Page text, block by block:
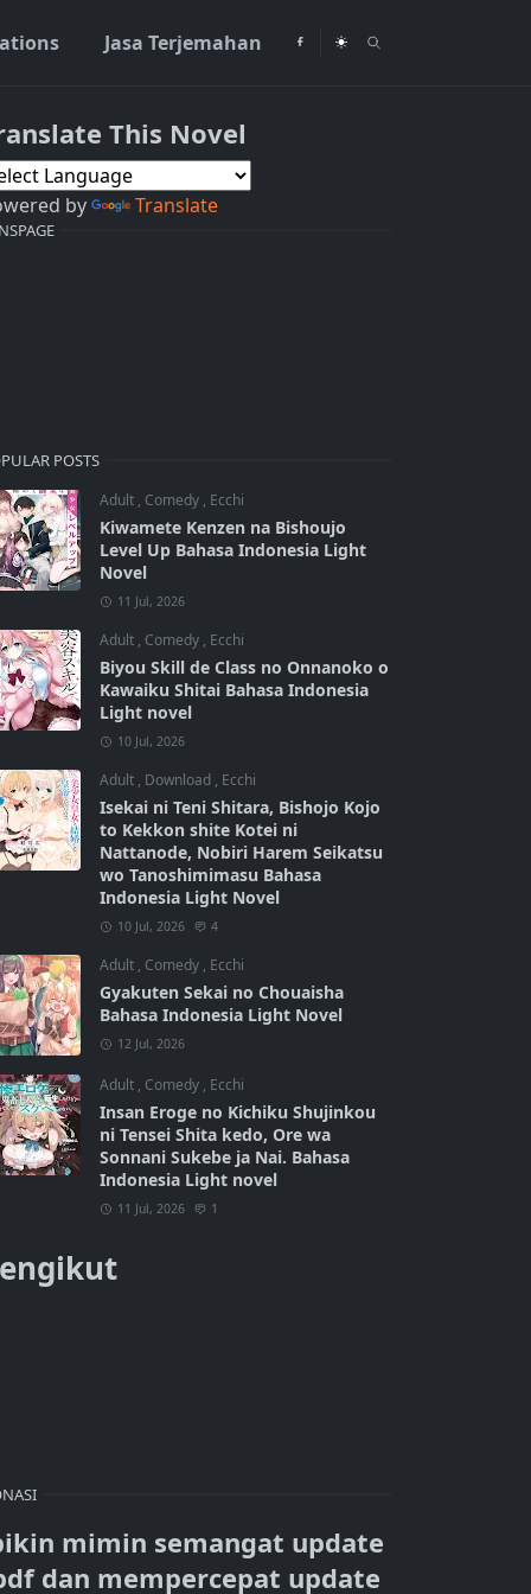
Jasa Terjemahan
This Novel
by Translate
POSTS
Adult , Comedy , Ecchi
Kiwamete Kenzen na Bishoujo
Level Up Bahasa Indonesia Light
Novel
11 Jul, 2026
Adult , Comedy , Ecchi
Biyou Skill de Class no Onnanoko o
Kawaiku Shitai Bahasa Indonesia
Light novel
10 Jul, 2026
Adult , Download , Ecchi
Isekai ni Teni Shitara, Bishojo Kojo
to Kekkon shite Kotei ni
Nattanode, Nobiri Harem Seikatsu
wo Tanoshimimasu Bahasa
Indonesia Light Novel
10 Jul, 2026 4
Adult , Comedy , Ecchi
Gyakuten Sekai no Chouaisha
Bahasa Indonesia Light Novel
12 Jul, 2026
Adult , Comedy , Ecchi
Insan Eroge no Kichiku Shujinkou
ni Tensei Shita kedo, Ore wa
Sonnani Sukebe ja Nai. Bahasa
Indonesia Light novel
11 Jul, 2026 1
mimin semangat update
dan mempercepat update